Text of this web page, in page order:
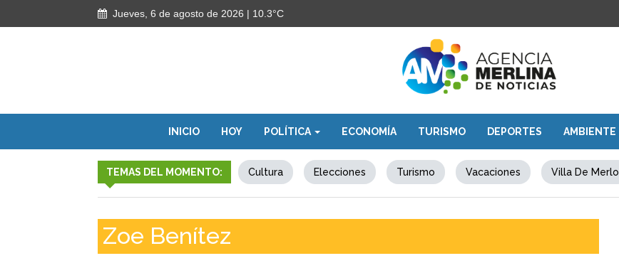
Jueves, 6 de agosto de 2026 | 10.3°C
INICIO HOY POLÍTICA ECONOMÍA TURISMO DEPORTES AMBIENTE
TEMAS DEL MOMENTO: Cultura Elecciones Turismo Vacaciones Villa De Merlo
Zoe Benítez